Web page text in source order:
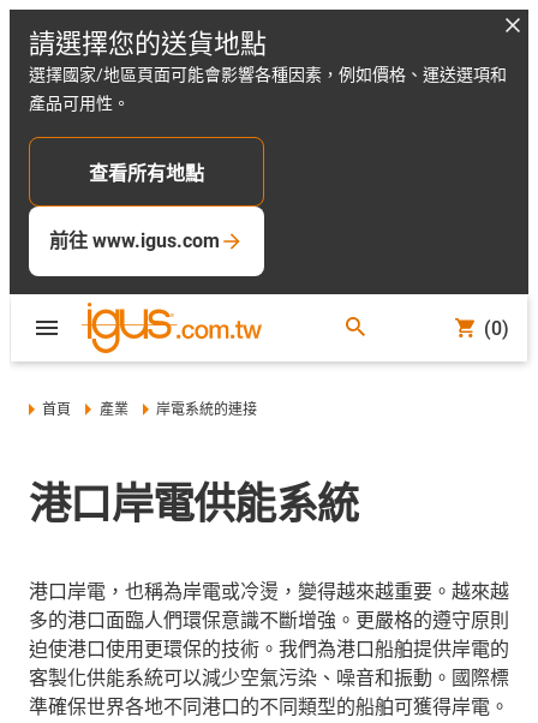
請選擇您的送貨地點
選擇國家/地區頁面可能會影響各種因素，例如價格、運送選項和
產品可用性。
查看所有地點
前往 www.igus.com
(0)
首頁 產業 岸電系統的連接
港口岸電供能系統
港口岸電，也稱為岸電或冷燙，變得越來越重要。越來越
多的港口面臨人們環保意識不斷增強。更嚴格的遵守原則
迫使港口使用更環保的技術。我們為港口船舶提供岸電的
客製化供能系統可以減少空氣污染、噪音和振動。國際標
準確保世界各地不同港口的不同類型的船舶可獲得岸電。